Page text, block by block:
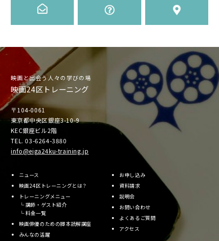
映画と出会う人々の学びの場
映画24区トレーニング
〒104-0061
東京都中央区銀座3-10-9
KEC銀座ビル2階
TEL. 03-6264-3880
info@eiga24ku-training.jp
ニュース
映画24区トレーニングとは？
トレーニングメニュー
└講師・ゲスト紹介
└料金一覧
映画俳優のための脚本読解講座
みんなの活躍
お申し込み
資料請求
説明会
お問い合わせ
よくあるご質問
アクセス